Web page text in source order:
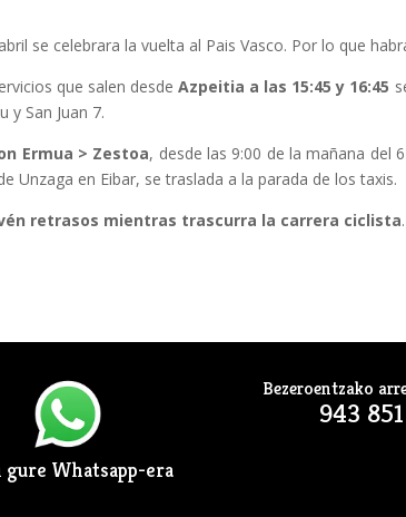
se celebrara la vuelta al Pais Vasco. Por lo que
que salen desdeAzpeitia a las 15:45 y 16:45
y San Juan 7.
Ermua > Zestoa, desde las 9:00 de la mañana del
Unzaga en Eibar, se traslada a la parada de los taxis.
retrasos mientras trascurra la carrera ciclista.
gure Whatsapp-era
Bezeroentzako
943